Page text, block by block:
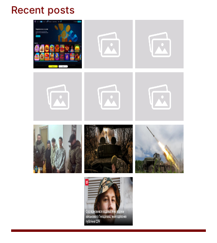
Recent posts